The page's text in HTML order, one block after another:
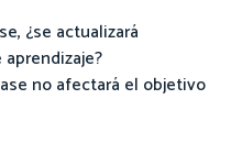
¿se actualizará
no afectará el objetivo